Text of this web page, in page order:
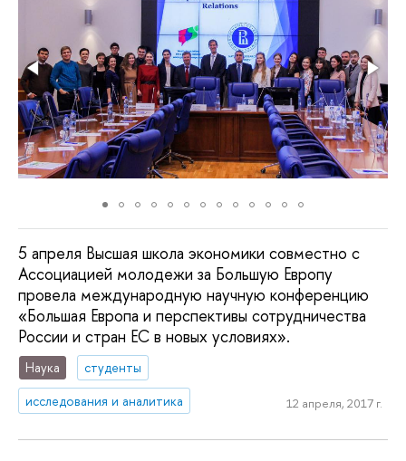
5 апреля Высшая школа экономики совместно с
Ассоциацией молодежи за Большую Европу
провела международную научную конференцию
«Большая Европа и перспективы сотрудничества
России и стран ЕС в новых условиях».
Наука
студенты
исследования и аналитика
12 апреля, 2017 г.